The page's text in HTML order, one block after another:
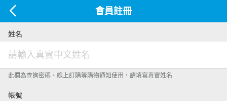
會員註冊
姓名
此欄為查詢密碼、線上訂購等購物通知使用，請填寫真實姓名
帳號